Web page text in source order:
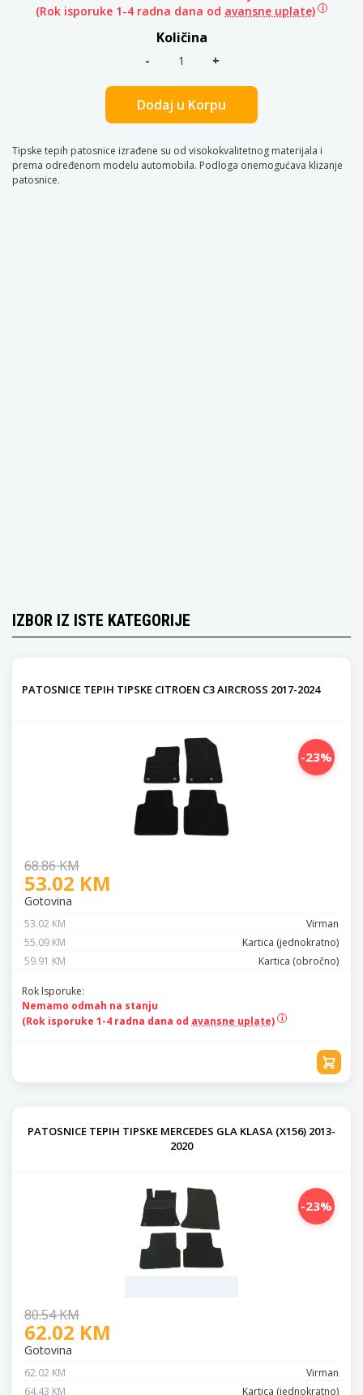
(Rok isporuke 1-4 radna dana od avansne uplate)
Količina
Dodaj u Korpu
Tipske tepih patosnice izrađene su od visokokvalitetnog materijala i
prema određenom modelu automobila. Podloga onemogućava klizanje
patosnice.
IZBOR IZ ISTE KATEGORIJE
PATOSNICE TEPIH TIPSKE CITROEN C3 AIRCROSS 2017-2024
-23%
68.86 KM
53.02 KM
Gotovina
53.02 KM
Virman
55.09 KM
Kartica (jednokratno)
59.91 KM
Kartica (obročno)
Rok Isporuke:
Nemamo odmah na stanju
(Rok isporuke 1-4 radna dana od avansne uplate)
PATOSNICE TEPIH TIPSKE MERCEDES GLA KLASA (X156) 2013-
2020
-23%
80.54 KM
62.02 KM
Gotovina
62.02 KM
Virman
64.43 KM
Kartica (jednokratno)